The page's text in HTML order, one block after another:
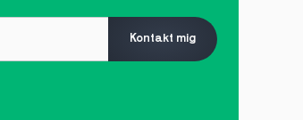
Kontakt mig